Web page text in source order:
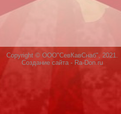
Copyright © ООО"СевКавСнаб", 2021.
Создание сайта - Ra-Don.ru